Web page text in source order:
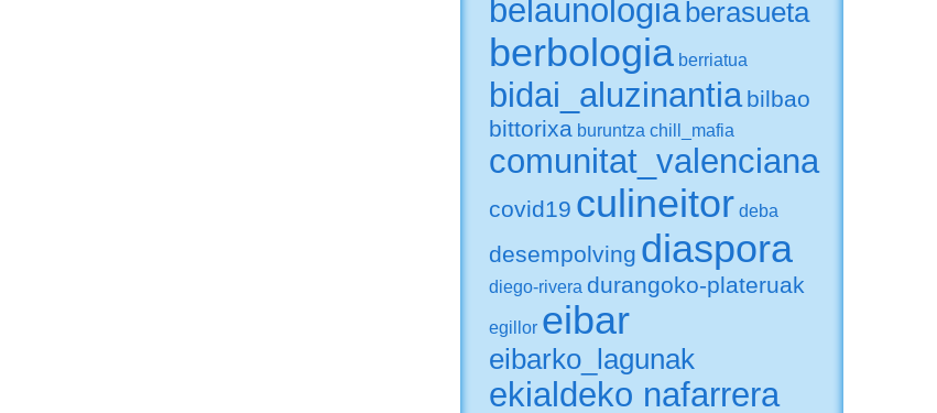
belaunologia berasueta
berbologia berriatua
bidai_aluzinantia bilbao
bittorixa buruntza chill_mafia
comunitat_valenciana
covid19 culineitor deba
desempolving diaspora
diego-rivera durangoko-plateruak
egillor eibar
eibarko_lagunak
ekialdeko nafarrera